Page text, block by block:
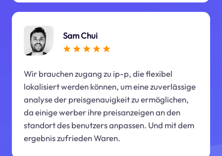
Sam Chui
Wir brauchen zugang zu ip-p, die flexibel
lokalisiert werden können, um eine zuverlässige
analyse der preisgenauigkeit zu ermöglichen,
da einige werber ihre preisanzeigen an den
standort des benutzers anpassen. Und mit dem
ergebnis zufrieden Waren.